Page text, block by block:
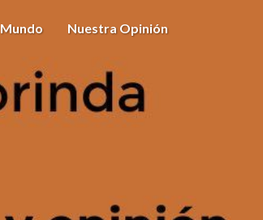
Mundo Nuestra Opinión